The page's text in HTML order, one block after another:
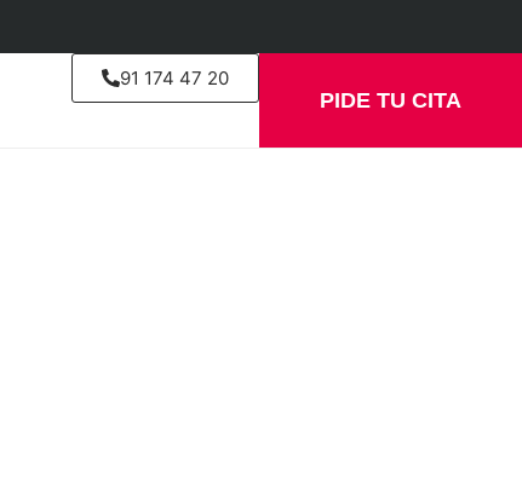
91 174 47 20
PIDE TU CITA